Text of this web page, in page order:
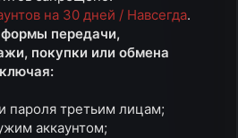
на 30 дней / Навсегда.
передачи,
покупки или обмена
пароля третьим лицам;​
аккаунтом;​